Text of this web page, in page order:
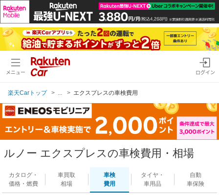
メニュー ログイン
楽天Carトップ エクスプレスの車検費用
ルノー エクスプレスの車検費用・相場
カタログ・
価格・燃費
車買取
相場
車検
費用
タイヤ・
車用品
自動
車保険